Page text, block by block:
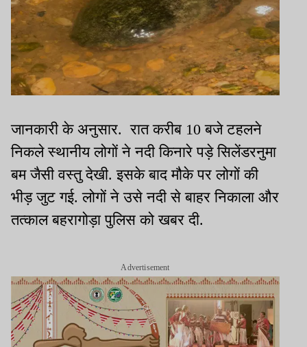
जानकारी के अनुसार. रात करीब 10 बजे टहलने
निकले स्थानीय लोगों ने नदी किनारे पड़े सिलेंडरनुमा
बम जैसी वस्तु देखी. इसके बाद मौके पर लोगों की
भीड़ जुट गई. लोगों ने उसे नदी से बाहर निकाला और
तत्काल बहरागोड़ा पुलिस को खबर दी.
Advertisement